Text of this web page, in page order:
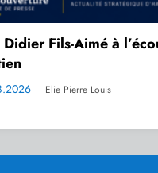
Aimé à l’écoute du cap-
Louis